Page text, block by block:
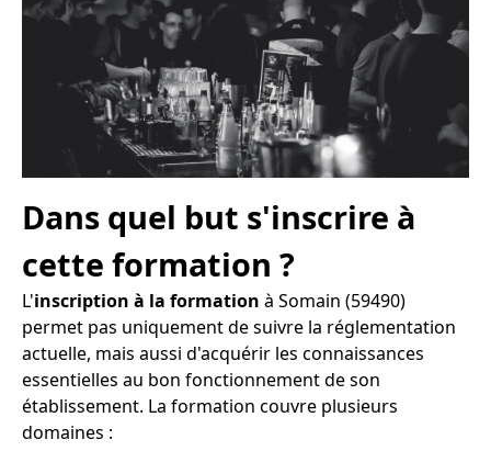
Dans quel but s'inscrire à
cette formation ?
L'inscription à la formation à Somain (59490)
permet pas uniquement de suivre la réglementation
actuelle, mais aussi d'acquérir les connaissances
essentielles au bon fonctionnement de son
établissement. La formation couvre plusieurs
domaines :